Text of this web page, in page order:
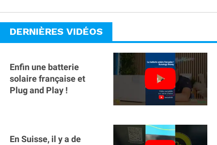
DERNIÈRES VIDÉOS
Enfin une batterie
solaire française et
Plug and Play !
En Suisse, il y a de